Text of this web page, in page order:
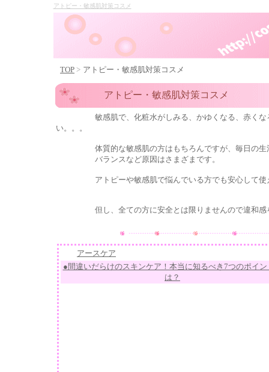
アトピー・敏感肌対策コスメ
TOP > アトピー・敏感肌対策コスメ
アトピー・敏感肌対策コスメ
敏感肌で、化粧水がしみる、かゆくなる、赤くな
い。。。
体質的な敏感肌の方はもちろんですが、毎日の生活
バランスなど原因はさまざまです。
アトピーや敏感肌で悩んでいる方でも安心して
但し、全ての方に安全とは限りませんので違和感を
アースケア
●間違いだらけのスキンケア！本当に知るべき7つのポイン
は？